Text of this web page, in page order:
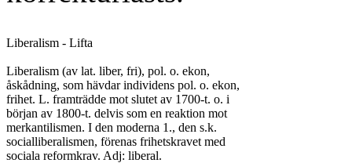
Liberalism - Lifta
Liberalism (av lat. liber, fri), pol. o. ekon,
åskådning, som hävdar individens pol. o. ekon,
frihet. L. framträdde mot slutet av 1700-t. o. i
början av 1800-t. delvis som en reaktion mot
merkantilismen. I den moderna 1., den s.k.
socialliberalismen, förenas frihetskravet med
sociala reformkrav. Adj: liberal.